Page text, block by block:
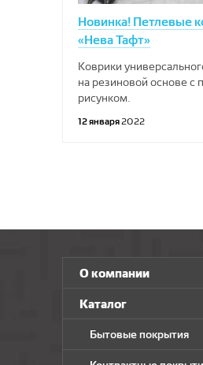
Новинка! Петлевые
«Нева Тафт»
Коврики
на резиновой основе с
рисунком.
12 января2022
О компании
Каталог
Бытовые покрытия